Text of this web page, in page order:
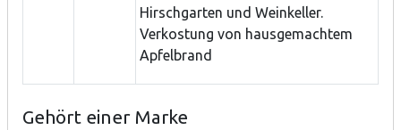
Hirschgarten und Weinkeller.
Verkostung von hausgemachtem
Apfelbrand
Gehört einer Marke